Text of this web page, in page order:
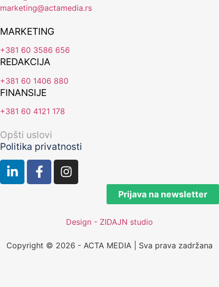
marketing@actamedia.rs
MARKETING
+381 60 3586 656
REDAKCIJA
+381 60 1406 880
FINANSIJE
+381 60 4121 178
Opšti uslovi
Politika privatnosti
Prijava na newsletter
Design - ZIDAJN studio
Copyright © 2026 - ACTA MEDIA | Sva prava zadržana